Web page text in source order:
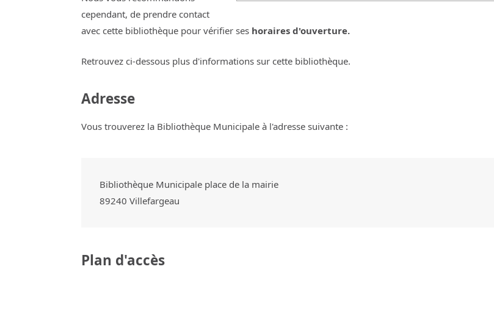
cependant, de prendre contact
avec cette bibliothèque pour vérifier ses horaires d'ouverture.
Retrouvez ci-dessous plus d'informations sur cette bibliothèque.
Adresse
Vous trouverez la Bibliothèque Municipale à l'adresse suivante :
Bibliothèque Municipale place de la mairie
89240 Villefargeau
Plan d'accès